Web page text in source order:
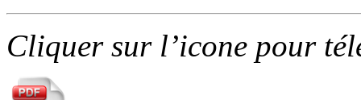
Cliquer sur l’icone pour